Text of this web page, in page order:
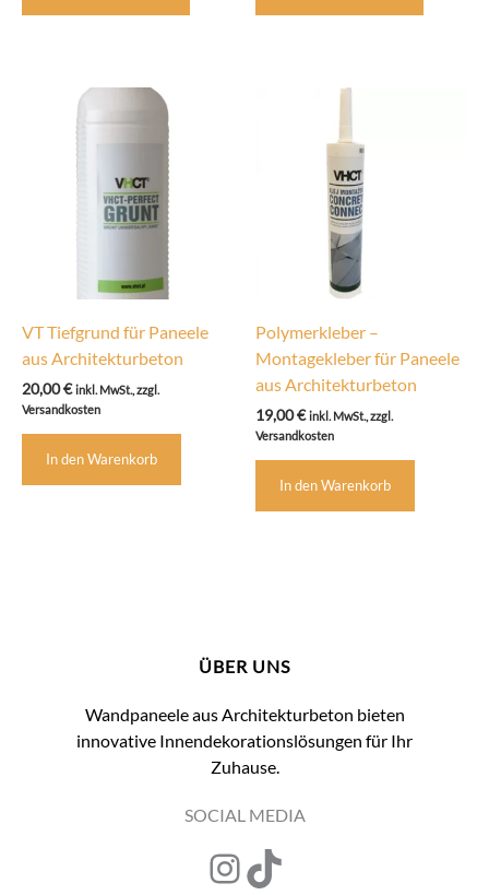
weist
weist
VT Tiefgrund für Paneele
aus Architekturbeton
20,00€ inkl. MwSt., zzgl.
Versandkosten
In den Warenkorb
Polymerkleber –
Montagekleber für Paneele
aus Architekturbeton
19,00€ inkl. MwSt., zzgl.
Versandkosten
In den Warenkorb
ÜBER UNS
Wandpaneele aus Architekturbeton bieten
innovative Innendekorationslösungen für Ihr
Zuhause.
SOCIAL MEDIA
Instagram
TikTok